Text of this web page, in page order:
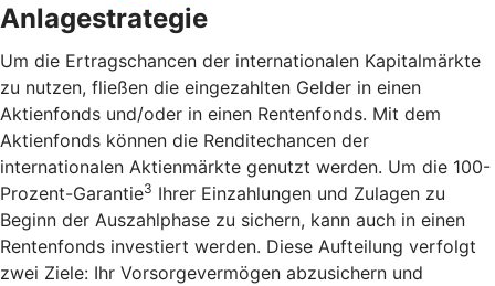
Anlagestrategie
Um die Ertragschancen der internationalen Kapitalmärkte
zu nutzen, fließen die eingezahlten Gelder in einen
Aktienfonds und/oder in einen Rentenfonds. Mit dem
Aktienfonds können die Renditechancen der
internationalen Aktienmärkte genutzt werden. Um die 100-
Prozent-Garantie3 Ihrer Einzahlungen und Zulagen zu
Beginn der Auszahlphase zu sichern, kann auch in einen
Rentenfonds investiert werden. Diese Aufteilung verfolgt
zwei Ziele: Ihr Vorsorgevermögen abzusichern und